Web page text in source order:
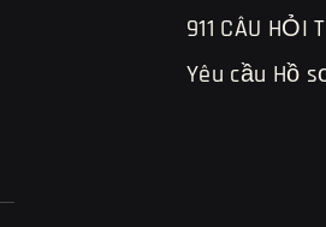
911 CÂU HỎI
Yêu cầu Hồ